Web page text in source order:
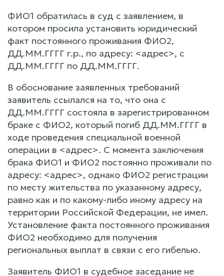
ФИО1 обратилась в суд с заявлением, в
котором просила установить юридический
факт постоянного проживания ФИО2,
ДД.ММ.ГГГГ г.р., по адресу: <адрес>, с
ДД.ММ.ГГГГ по ДД.ММ.ГГГГ.
В обоснование заявленных требований
заявитель ссылался на то, что она с
ДД.ММ.ГГГГ состояла в зарегистрированном
браке с ФИО2, который погиб ДД.ММ.ГГГГ в
ходе проведения специальной военной
операции в <адрес>. С момента заключения
брака ФИО1 и ФИО2 постоянно проживали по
адресу: <адрес>, однако ФИО2 регистрации
по месту жительства по указанному адресу,
равно как и по какому-либо иному адресу на
территории Российской Федерации, не имел.
Установление факта постоянного проживания
ФИО2 необходимо для получения
региональных выплат в связи с его гибелью.
Заявитель ФИО1 в судебное заседание не